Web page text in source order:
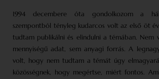
1994 decembere óta gondolkozom a
szempontból tényleg kudarcos volt az első öt
tudtam publikálni és elindulni a témában. Nem
mennyiségű adat, sem anyagi forrás. A
volt, hogy nem tudtam a témát úgy
közösségnek, hogy megértse, miért fontos.